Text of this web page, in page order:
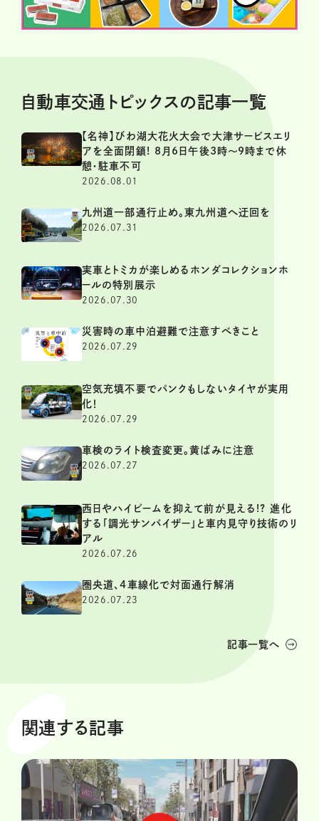
自動車交通トピックスの記事一覧
【名神】びわ湖大花火大会で大津サービスエリ
アを全面閉鎖! 8月6日午後3時～9時まで休
憩・駐車不可
2026.08.01
九州道一部通行止め。東九州道へ迂回を
2026.07.31
実車とトミカが楽しめるホンダコレクションホ
ールの特別展示
2026.07.30
災害時の車中泊避難で注意すべきこと
2026.07.29
空気充填不要でパンクもしないタイヤが実用
化！
2026.07.29
車検のライト検査変更。黄ばみに注意
2026.07.27
西日やハイビームを抑えて前が見える!? 進化
する「調光サンバイザー」と車内見守り技術のリ
アル
2026.07.26
圏央道、4車線化で対面通行解消
2026.07.23
記事一覧へ
関連する記事